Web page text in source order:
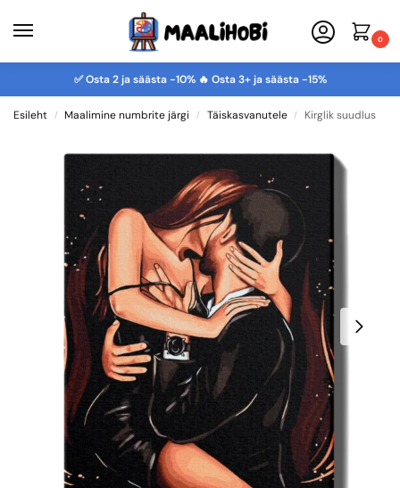
0
✅ Osta 2 ja säästa -10% 🔥 Osta 3+ ja säästa -15%
Esileht / Maalimine numbrite järgi / Täiskasvanutele / Kirglik suudlus